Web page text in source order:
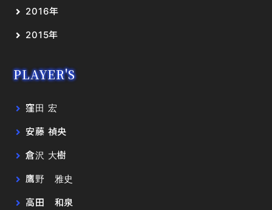
2016年
2015年
PLAYER'S
窪田 宏
安藤 禎央
倉沢 大樹
鷹野 雅史
高田 和泉